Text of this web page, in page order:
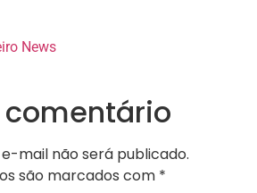
News
comentário
mail não será publicado.
são marcados com *